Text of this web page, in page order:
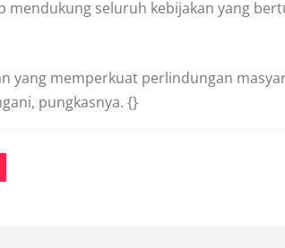
mendukung seluruh kebijakan yang
yang memperkuat perlindungan
pungkasnya. {}